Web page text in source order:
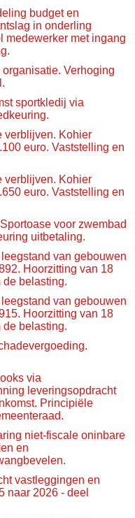
budget en
in onderling
medewerker met ingang
Verhoging
sportkledij via
verblijven. Kohier
euro. Vaststelling en
verblijven. Kohier
euro. Vaststelling en
voor zwembad
uitbetaling.
van gebouwen
Hoorzitting van 18
de belasting.
van gebouwen
Hoorzitting van 18
de belasting.
via
leveringsopdracht
Principiële
niet-fiscale oninbare
en
vastleggingen en
naar 2026 - deel